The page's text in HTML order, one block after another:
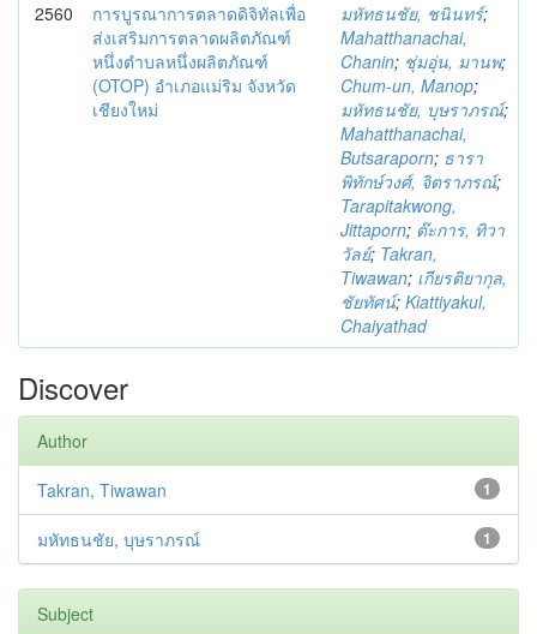
2560
การบูรณาการตลาดดิจิทัลเพื่อ
ส่งเสริมการตลาดผลิตภัณฑ์
หนึ่งตำบลหนึ่งผลิตภัณฑ์
(OTOP) อำเภอแม่ริม จังหวัด
เชียงใหม่
มหัทธนชัย, ชนินทร์;
Mahatthanachai,
Chanin; ชุ่มอุ่น, มานพ;
Chum-un, Manop;
มหัทธนชัย, บุษราภรณ์;
Mahatthanachai,
Butsaraporn; ธารา
พิทักษ์วงศ์, จิตราภรณ์;
Tarapitakwong,
Jittaporn; ต๊ะการ, ทิวา
วัลย์; Takran,
Tiwawan; เกียรติยากุล,
ชัยทัศน์; Kiattiyakul,
Chaiyathad
Discover
Author
1
Takran, Tiwawan
1
มหัทธนชัย, บุษราภรณ์
Subject